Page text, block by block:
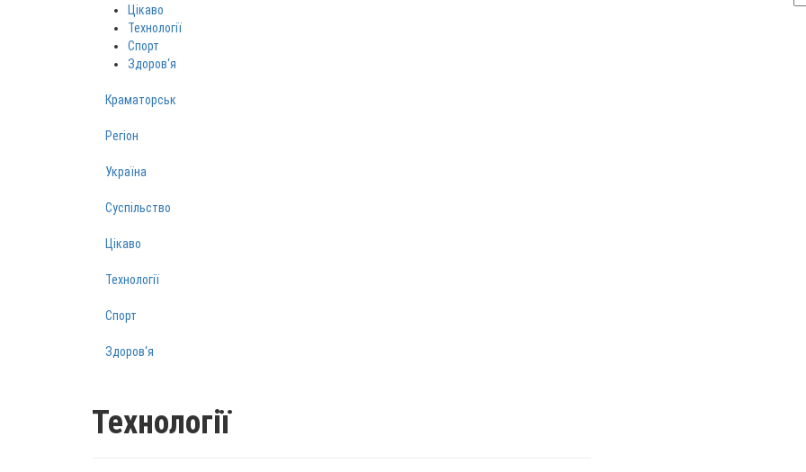
Цікаво
Технології
Спорт
Здоров‘я
Краматорськ
Регіон
Україна
Суспільство
Цікаво
Технології
Спорт
Здоров‘я
Технології